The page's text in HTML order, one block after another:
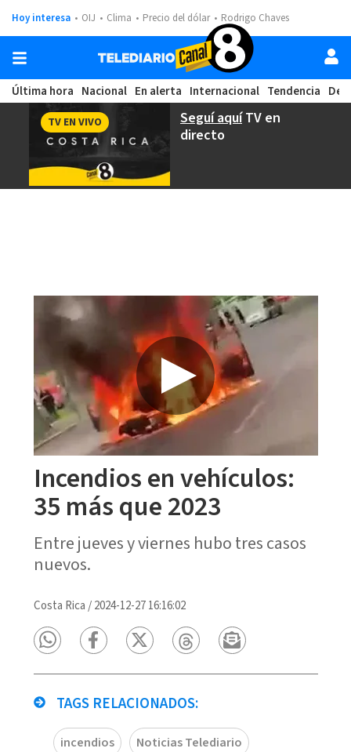
Hoy interesa OIJ Clima Precio del dólar Rodrigo Chaves
Última hora Nacional En alerta Internacional Tendencia
Seguí aquíTV en
directo
TV EN VIVO
Incendios en vehículos:
35 más que 2023
Entre jueves y viernes hubo tres casos
nuevos.
Costa Rica /2024-12-27 16:16:02
TAGS RELACIONADOS:
incendios Noticias Telediario